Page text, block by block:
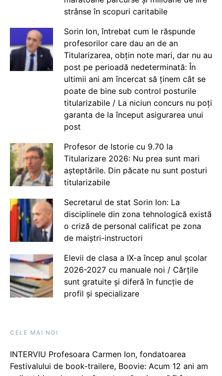
strânse în scopuri caritabile
Sorin Ion, întrebat cum le răspunde
profesorilor care dau an de an
Titularizarea, obțin note mari, dar nu au
post pe perioadă nedeterminată: În
ultimii ani am încercat să ținem cât se
poate de bine sub control posturile
titularizabile / La niciun concurs nu poți
garanta de la început asigurarea unui
post
Profesor de Istorie cu 9.70 la
Titularizare 2026: Nu prea sunt mari
așteptările. Din păcate nu sunt posturi
titularizabile
Secretarul de stat Sorin Ion: La
disciplinele din zona tehnologică există
o criză de personal calificat pe zona
de maiștri-instructori
Elevii de clasa a IX-a încep anul școlar
2026-2027 cu manuale noi / Cărțile
sunt gratuite și diferă în funcție de
profil și specializare
CELE MAI NOI
INTERVIU Profesoara Carmen Ion, fondatoarea
Festivalului de book-trailere, Boovie: Acum 12 ani am